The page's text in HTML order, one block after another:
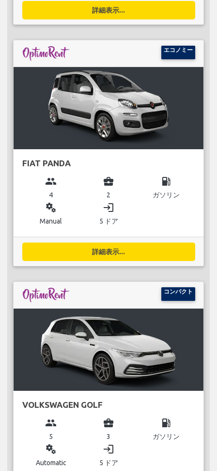
詳細表示...
エコノミー
FIAT PANDA
group
4
business_center
2
local_gas_station
ガソリン
miscellaneous_services
Manual
login
5 ドア
詳細表示...
コンパクト
VOLKSWAGEN GOLF
group
5
business_center
3
local_gas_station
ガソリン
miscellaneous_services
Automatic
login
5 ドア